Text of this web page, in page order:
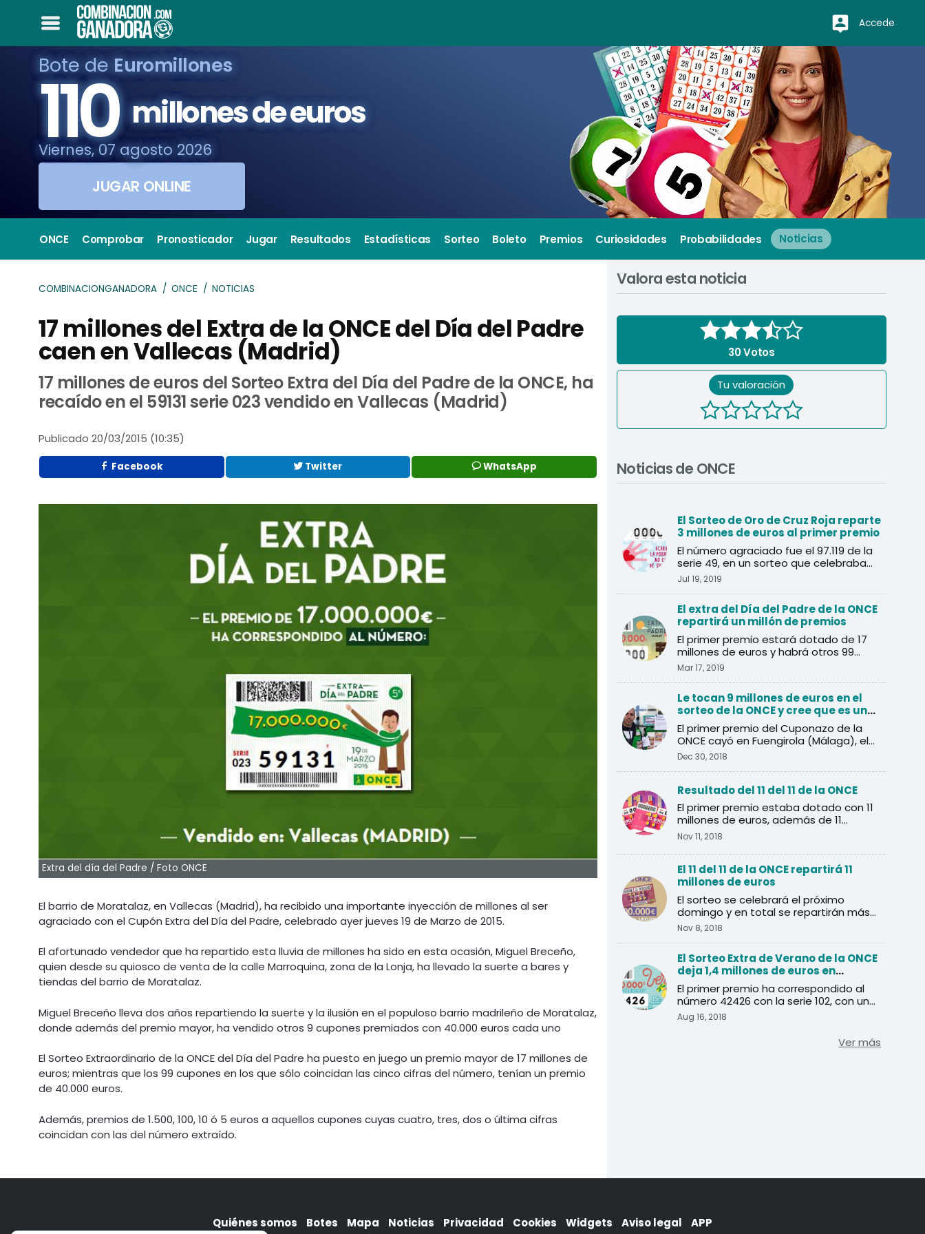
Accede
Bote de Euromillones
110 millones de euros
Viernes, 07 agosto 2026
JUGAR ONLINE
ONCE Comprobar Pronosticador Jugar Resultados Estadísticas Sorteo Boleto Premios Curiosidades Probabilidades Noticias
COMBINACIONGANADORA ONCE NOTICIAS
17 millones del Extra de la ONCE del Día del Padre
caen en Vallecas (Madrid)
17 millones de euros del Sorteo Extra del Día del Padre de la ONCE, ha
recaído en el 59131 serie 023 vendido en Vallecas (Madrid)
Publicado 20/03/2015 (10:35)
Facebook Twitter WhatsApp
Extra del día del Padre / Foto ONCE
El barrio de Moratalaz, en Vallecas (Madrid), ha recibido una importante inyección de millones al ser
agraciado con el Cupón Extra del Día del Padre, celebrado ayer jueves 19 de Marzo de 2015.
El afortunado vendedor que ha repartido esta lluvia de millones ha sido en esta ocasión, Miguel Breceño,
quien desde su quiosco de venta de la calle Marroquina, zona de la Lonja, ha llevado la suerte a bares y
tiendas del barrio de Moratalaz.
Miguel Breceño lleva dos años repartiendo la suerte y la ilusión en el populoso barrio madrileño de Moratalaz,
donde además del premio mayor, ha vendido otros 9 cupones premiados con 40.000 euros cada uno
El Sorteo Extraordinario de la ONCE del Día del Padre ha puesto en juego un premio mayor de 17 millones de
euros; mientras que los 99 cupones en los que sólo coincidan las cinco cifras del número, tenían un premio
de 40.000 euros.
Además, premios de 1.500, 100, 10 ó 5 euros a aquellos cupones cuyas cuatro, tres, dos o última cifras
coincidan con las del número extraído.
Valora esta noticia
30Votos
Tu valoración
Noticias de ONCE
El Sorteo de Oro de Cruz Roja reparte
3 millones de euros al primer premio
El número agraciado fue el 97.119 de la
serie 49, en un sorteo que celebraba
sus 40 años.
Jul 19, 2019
El extra del Día del Padre de la ONCE
repartirá un millón de premios
El primer premio estará dotado de 17
millones de euros y habrá otros 99
premios de 40.000 euros.
Mar 17, 2019
Le tocan 9 millones de euros en el
sorteo de la ONCE y cree que es una
inocentada
El primer premio del Cuponazo de la
ONCE cayó en Fuengirola (Málaga), el
Dec 30, 2018
Resultado del 11 del 11 de la ONCE
El primer premio estaba dotado con 11
millones de euros, además de 11
premios de un millón de euros.
Nov 11, 2018
El 11 del 11 de la ONCE repartirá 11
millones de euros
El sorteo se celebrará el próximo
domingo y en total se repartirán más
Nov 8, 2018
El Sorteo Extra de Verano de la ONCE
deja 1,4 millones de euros en
Andalucía
El primer premio ha correspondido al
número 42426 con la serie 102, con una
dotación de 20 millo ...
Aug 16, 2018
Ver más
Quiénes somos Botes Mapa Noticias Privacidad Cookies Widgets Aviso legal APP